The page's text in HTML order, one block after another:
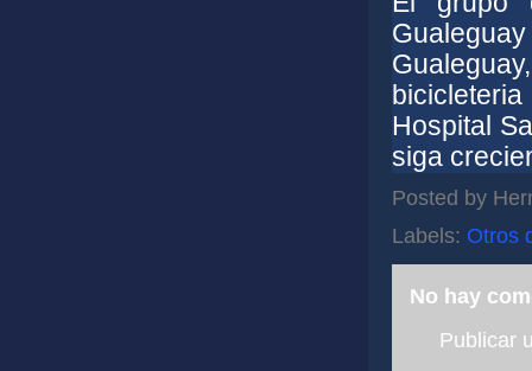
Hospital
siga
Posted by
Labels: Otros
No hay
Publicar